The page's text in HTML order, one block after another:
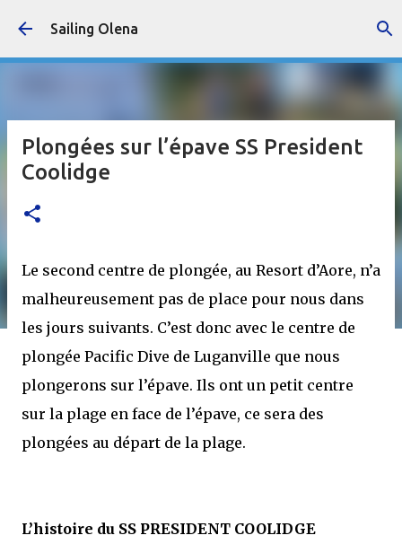
Sailing Olena
Plongées sur l’épave SS President
Coolidge
Le second centre de plongée, au Resort d’Aore, n’a
malheureusement pas de place pour nous dans
les jours suivants. C’est donc avec le centre de
plongée Pacific Dive de Luganville que nous
plongerons sur l’épave. Ils ont un petit centre
sur la plage en face de l’épave, ce sera des
plongées au départ de la plage.
L’histoire du SS PRESIDENT COOLIDGE